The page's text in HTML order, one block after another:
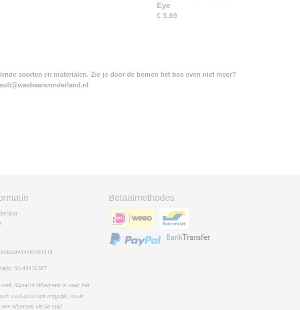
Eye
€ 3,69
soorten en materialen. Zie je door de bomen het bos even niet meer?
06-44416387
Signal of Whatsapp is vaak het
contact is ook mogelijk, maak
afspraak via de mail.
Betaalmethodes